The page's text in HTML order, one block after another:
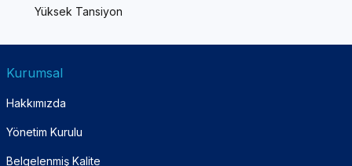
Yüksek Tansiyon
Kurumsal
Hakkımızda
Yönetim Kurulu
Belgelenmiş Kalite